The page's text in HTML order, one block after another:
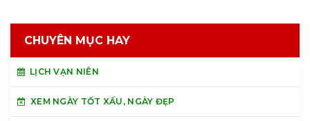
CHUYÊN MỤC HAY
LỊCH VẠN NIÊN
XEM NGÀY TỐT XẤU, NGÀY ĐẸP